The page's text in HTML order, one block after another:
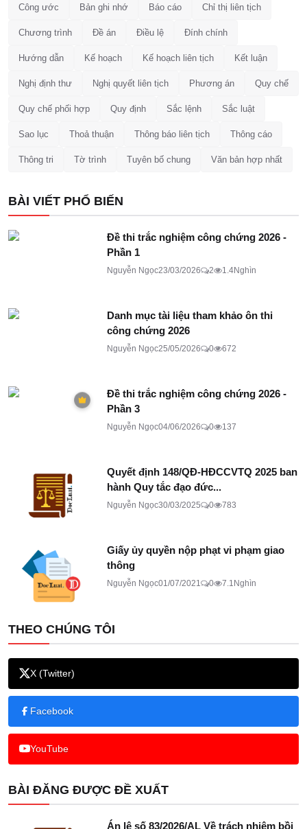
Công ước Bản ghi nhớ Báo cáo Chỉ thị liên tịch
Chương trình Đề án Điều lệ Đính chính
Hướng dẫn Kế hoạch Kế hoạch liên tịch Kết luận
Nghị định thư Nghị quyết liên tịch Phương án Quy chế
Quy chế phối hợp Quy định Sắc lệnh Sắc luật
Sao lục Thoả thuận Thông báo liên tịch Thông cáo
Thông tri Tờ trình Tuyên bố chung Văn bản hợp nhất
BÀI VIẾT PHỔ BIẾN
Đề thi trắc nghiệm công chứng 2026 -
Phần 1
Nguyễn Ngọc23/03/2026 2 1.4Nghìn
Danh mục tài liệu tham khảo ôn thi
công chứng 2026
Nguyễn Ngọc25/05/2026 0 672
Đề thi trắc nghiệm công chứng 2026 -
Phần 3
Nguyễn Ngọc04/06/2026 0 137
Quyết định 148/QĐ-HĐCCVTQ 2025 ban
hành Quy tắc đạo đức...
Nguyễn Ngọc30/03/2025 0 783
Giấy ủy quyền nộp phạt vi phạm giao
thông
Nguyễn Ngọc01/07/2021 0 7.1Nghìn
THEO CHÚNG TÔI
X (Twitter)
Facebook
YouTube
BÀI ĐĂNG ĐƯỢC ĐỀ XUẤT
Án lệ số 83/2026/AL Về trách nhiệm bồi